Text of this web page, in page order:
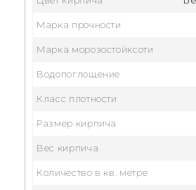
Марка прочности
Марка морозостойксоти
Водопоглощение
Класс плотности
Размер кирпича
Вес кирпича
Количество в кв. метре